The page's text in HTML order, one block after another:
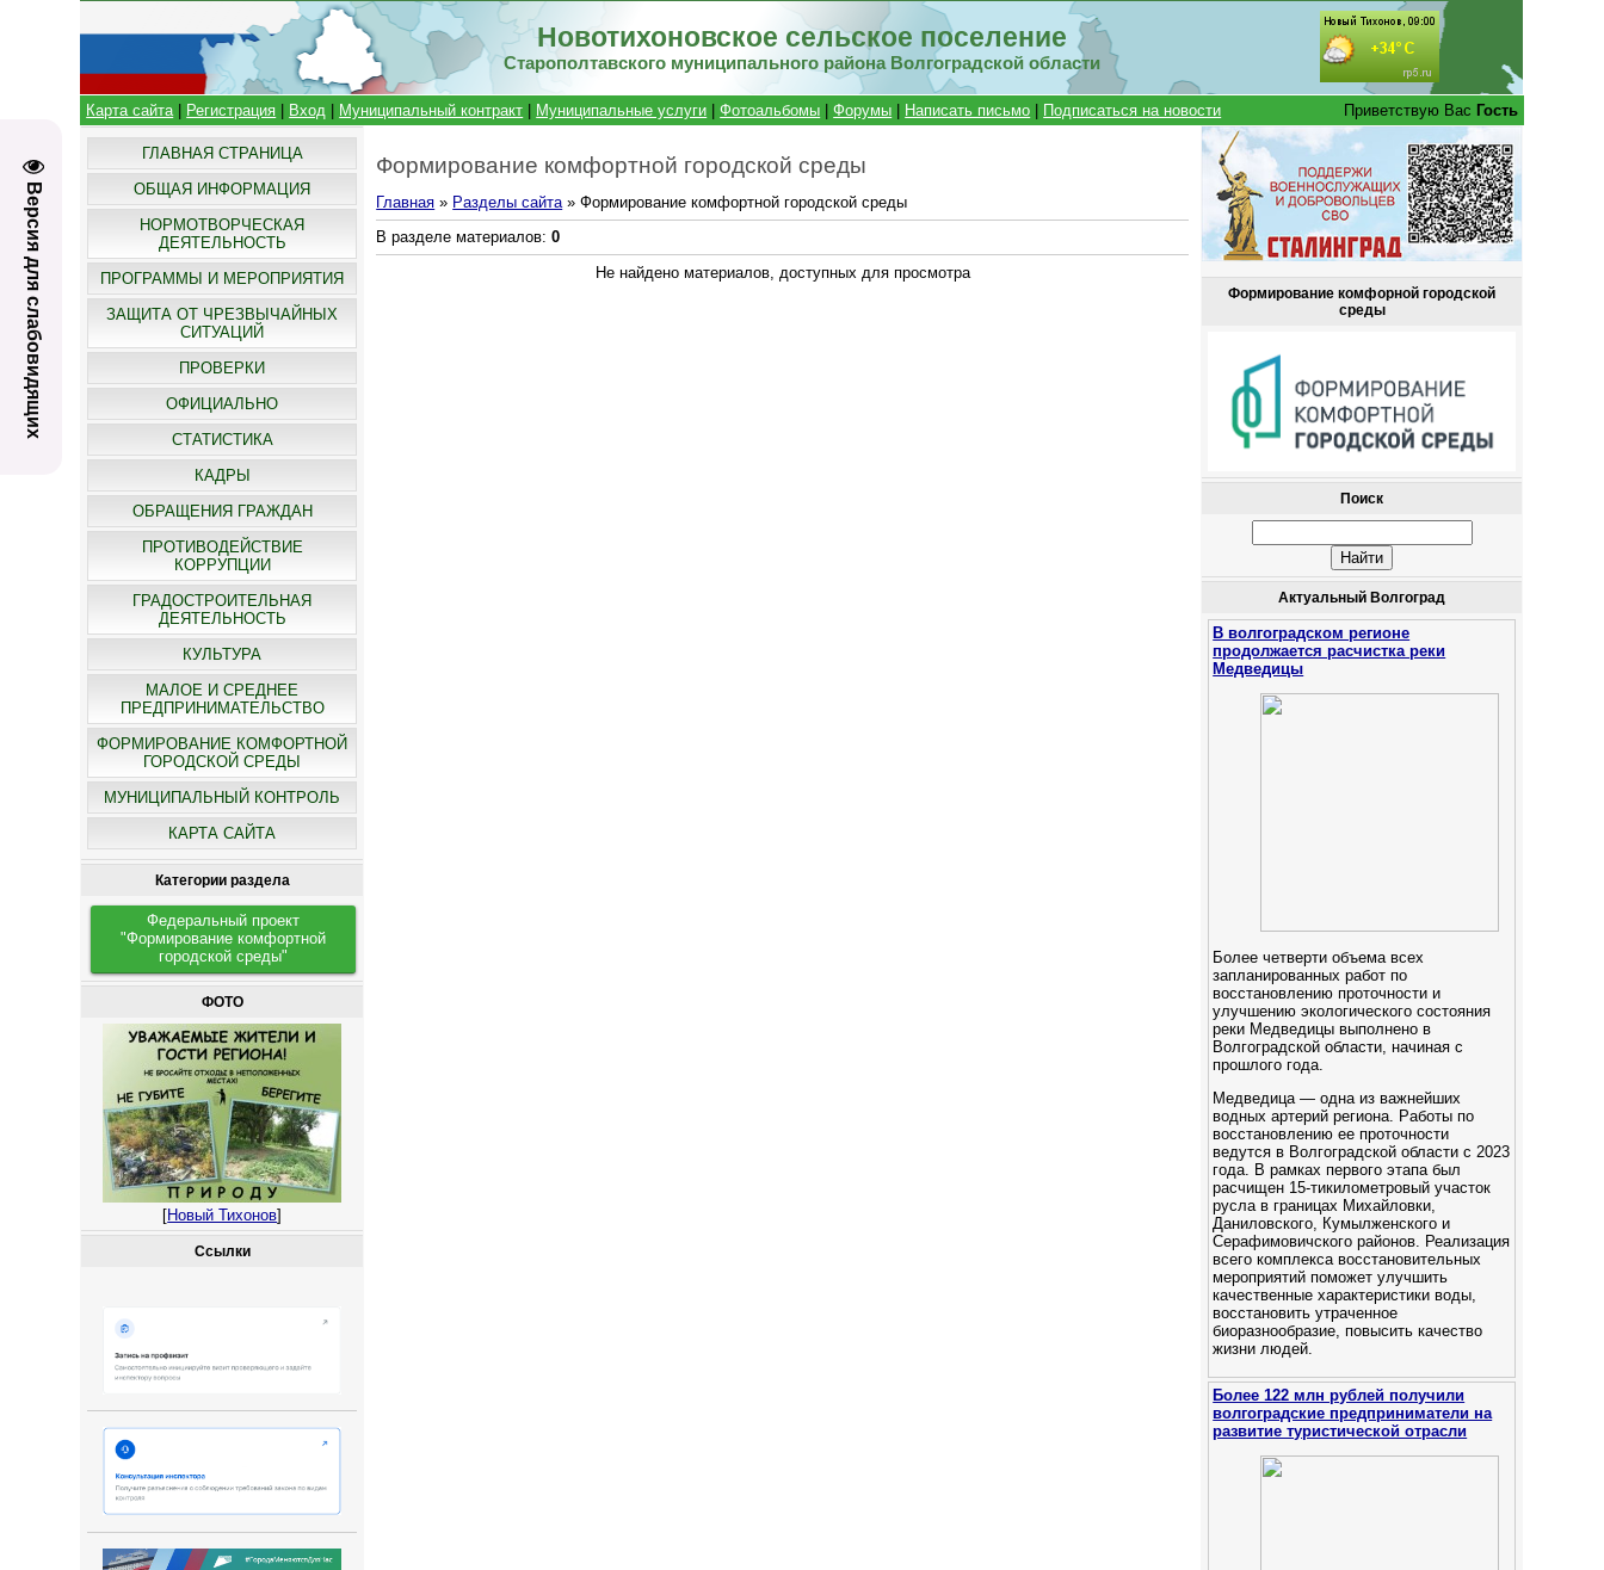
Версия для слабовидящих
Новотихоновское сельское поселение
Старополтавского муниципального района Волгоградской области
Карта сайта| Регистрация Вход Муниципальный контракт Муниципальные услуги |Фотоальбомы |Форумы Написать письмо Подписаться на новости Приветствую Вас Гость
ГЛАВНАЯ СТРАНИЦА
ОБЩАЯ ИНФОРМАЦИЯ
НОРМОТВОРЧЕСКАЯ
ДЕЯТЕЛЬНОСТЬ
ПРОГРАММЫ И МЕРОПРИЯТИЯ
ЗАЩИТА ОТ ЧРЕЗВЫЧАЙНЫХ
СИТУАЦИЙ
ПРОВЕРКИ
ОФИЦИАЛЬНО
СТАТИСТИКА
КАДРЫ
ОБРАЩЕНИЯ ГРАЖДАН
ПРОТИВОДЕЙСТВИЕ
КОРРУПЦИИ
ГРАДОСТРОИТЕЛЬНАЯ
ДЕЯТЕЛЬНОСТЬ
КУЛЬТУРА
МАЛОЕ И СРЕДНЕЕ
ПРЕДПРИНИМАТЕЛЬСТВО
ФОРМИРОВАНИЕ КОМФОРТНОЙ
ГОРОДСКОЙ СРЕДЫ
МУНИЦИПАЛЬНЫЙ КОНТРОЛЬ
КАРТА САЙТА
Категории раздела
Федеральный проект
"Формирование комфортной
городской среды"
ФОТО
[Новый Тихонов]
Ссылки
Формирование комфортной городской среды
Главная » Разделы сайта» Формирование комфортной городской среды
В разделе материалов:0
Не найдено материалов, доступных для просмотра
Формирование комфорной городской
среды
Поиск
Актуальный Волгоград
В волгоградском регионе
продолжается расчистка реки
Медведицы
Более четверти объема всех
запланированных работ по
восстановлению проточности и
улучшению экологического состояния
реки Медведицы выполнено в
Волгоградской области, начиная с
прошлого года.
Медведица — одна из важнейших
водных артерий региона. Работы по
восстановлению ее проточности
ведутся в Волгоградской области с 2023
года. В рамках первого этапа был
расчищен 15-тикилометровый участок
русла в границах Михайловки,
Даниловского, Кумылженского и
Серафимовичского районов. Реализация
всего комплекса восстановительных
мероприятий поможет улучшить
качественные характеристики воды,
восстановить утраченное
биоразнообразие, повысить качество
жизни людей.
Более 122 млн рублей получили
волгоградские предприниматели на
развитие туристической отрасли